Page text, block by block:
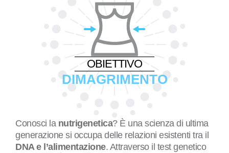
OBIETTIVO
DIMAGRIMENTO
Conosci la nutrigenetica? È una scienza di ultima
generazione si occupa delle relazioni esistenti tra il
DNA e l’alimentazione. Attraverso il test genetico